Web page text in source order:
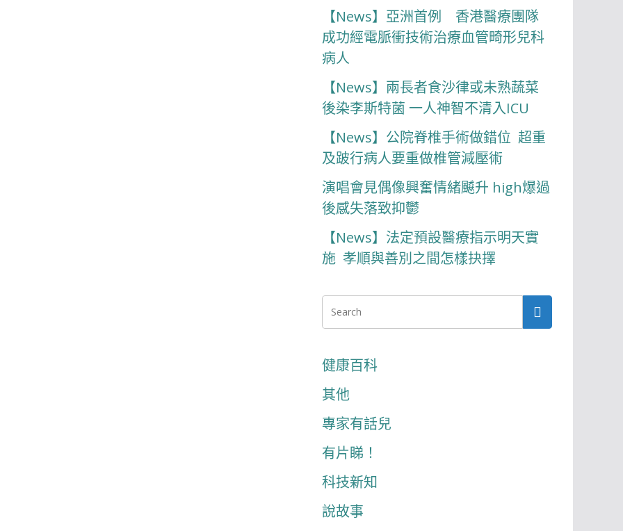
【News】亞洲首例 香港醫療團隊
成功經電脈衝技術治療血管畸形兒科
病人
【News】兩長者食沙律或未熟蔬菜
後染李斯特菌 一人神智不清入ICU
【News】公院脊椎手術做錯位 超重
及跛行病人要重做椎管減壓術
演唱會見偶像興奮情緒飇升 high爆過
後感失落致抑鬱
【News】法定預設醫療指示明天實
施 孝順與善別之間怎樣抉擇
健康百科
其他
專家有話兒
有片睇！
科技新知
說故事